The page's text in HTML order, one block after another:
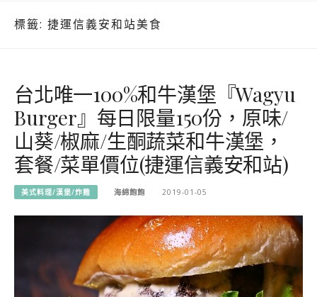
標籤: 捷運信義安和站美食
台北唯一100%和牛漢堡『Wagyu
Burger』每日限量150份，原味/
山葵/椒麻/生酮蔬菜和牛漢堡，
套餐/菜單價位(捷運信義安和站)
美式料理/漢堡/炸雞 海綿飽飽 2019-01-05